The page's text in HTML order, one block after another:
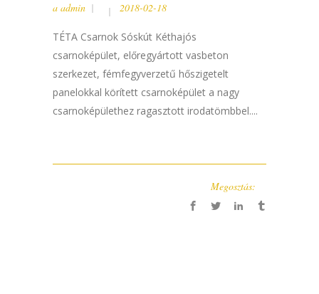
a admin 2018-02-18
TÉTA Csarnok Sóskút Kéthajós
csarnoképület, előregyártott vasbeton
szerkezet, fémfegyverzetű hőszigetelt
panelokkal körített csarnoképület a nagy
csarnoképülethez ragasztott irodatömbbel....
Megosztás: